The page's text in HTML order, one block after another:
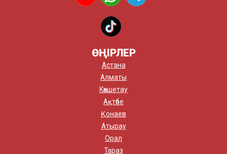
ӨҢІРЛЕР
Астана
Алматы
Көкшетау
Ақтөбе
Қонаев
Атырау
Орал
Тараз